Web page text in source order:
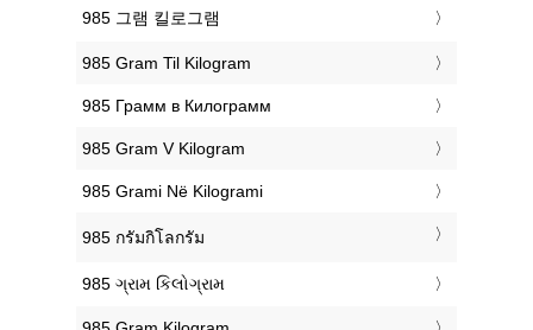
‎985 그램 킬로그램
‎985 Gram Til Kilogram
‎985 Грамм в Килограмм
‎985 Gram V Kilogram
‎985 Grami Në Kilogrami
‎985 กรัมกิโลกรัม
‎985 ગ્રામ કિલોગ્રામ